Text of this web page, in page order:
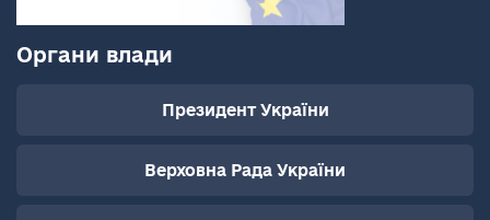
Органи влади
Президент України
Верховна Рада України